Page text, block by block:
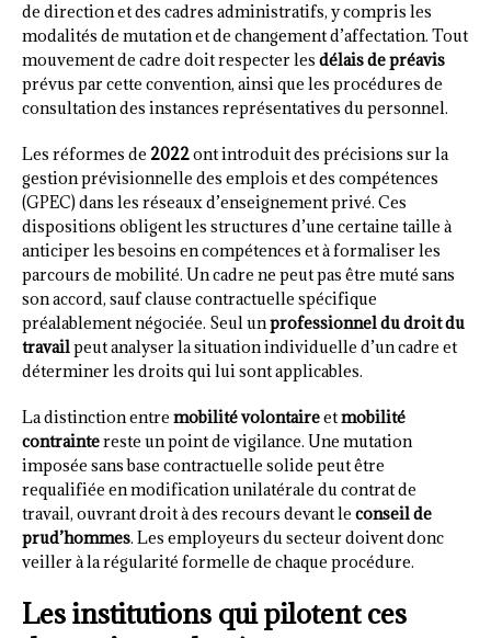
de direction et des cadres administratifs, y compris les
modalités de mutation et de changement d’affectation. Tout
mouvement de cadre doit respecter les délais de préavis
prévus par cette convention, ainsi que les procédures de
consultation des instances représentatives du personnel.
Les réformes de 2022ont introduit des précisions sur la
gestion prévisionnelle des emplois et des compétences
(GPEC) dans les réseaux d’enseignement privé. Ces
dispositions obligent les structures d’une certaine taille à
anticiper les besoins en compétences et à formaliser les
parcours de mobilité. Un cadre ne peut pas être muté sans
son accord, sauf clause contractuelle spécifique
préalablement négociée. Seul unprofessionnel du droit du
travailpeut analyser la situation individuelle d’un cadre et
déterminer les droits qui lui sont applicables.
La distinction entre mobilité volontaireetmobilité
contraintereste un point de vigilance. Une mutation
imposée sans base contractuelle solide peut être
requalifiée en modification unilatérale du contrat de
travail, ouvrant droit à des recours devant le conseil de
prud’hommes. Les employeurs du secteur doivent donc
veiller à la régularité formelle de chaque procédure.
Les institutions qui pilotent ces